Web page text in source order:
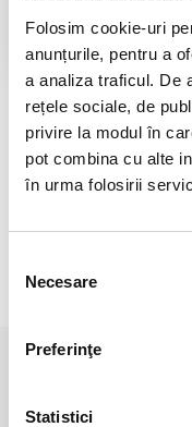
Folosim cookie-uri
anunțurile, pentru a
a analiza traficul. De
rețele sociale, de
privire la modul în
pot combina cu alte
în urma folosirii
consimțământului
Necesare
Preferinţe
Statistici
GARANTIE
pentru toate
RECENZII CLIENTI
Nu sunt opinii despre
SPUNE-ŢI
Autentifică-tesau